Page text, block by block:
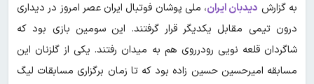
به گزارش دیدبان ایران، ملی پوشان فوتبال ایران عصر امروز در دیداری
درون تیمی مقابل یکدیگر قرار گرفتند. این سومین بازی بود که
شاگردان قلعه نویی رودرروی هم به میدان رفتند. یکی از گلزنان این
مسابقه امیرحسین حسین زاده بود که تا زمان برگزاری مسابقات لیگ